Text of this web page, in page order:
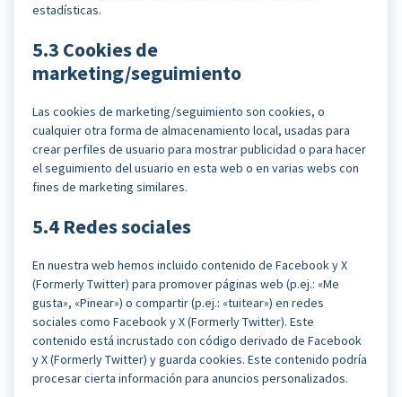
estadísticas.
5.3 Cookies de
marketing/seguimiento
Las cookies de marketing/seguimiento son cookies, o
cualquier otra forma de almacenamiento local, usadas para
crear perfiles de usuario para mostrar publicidad o para hacer
el seguimiento del usuario en esta web o en varias webs con
fines de marketing similares.
5.4 Redes sociales
En nuestra web hemos incluido contenido de Facebook y X
(Formerly Twitter) para promover páginas web (p.ej.: «Me
gusta», «Pinear») o compartir (p.ej.: «tuitear») en redes
sociales como Facebook y X (Formerly Twitter). Este
contenido está incrustado con código derivado de Facebook
y X (Formerly Twitter) y guarda cookies. Este contenido podría
procesar cierta información para anuncios personalizados.